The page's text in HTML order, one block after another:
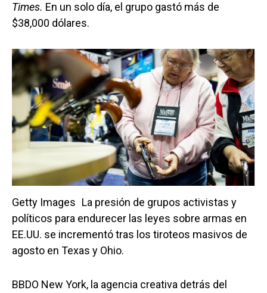
Times. En un solo día, el grupo gastó más de
$38,000 dólares.
Getty Images La presión de grupos activistas y
políticos para endurecer las leyes sobre armas en
EE.UU. se incrementó tras los tiroteos masivos de
agosto en Texas y Ohio.
BBDO New York, la agencia creativa detrás del